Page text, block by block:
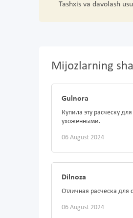
Tashxis va davolash
Mijozlarning
Gulnora
Купила эту расческу
ухоженными.
06 August 2024
Dilnoza
Отличная расческа для
06 August 2024